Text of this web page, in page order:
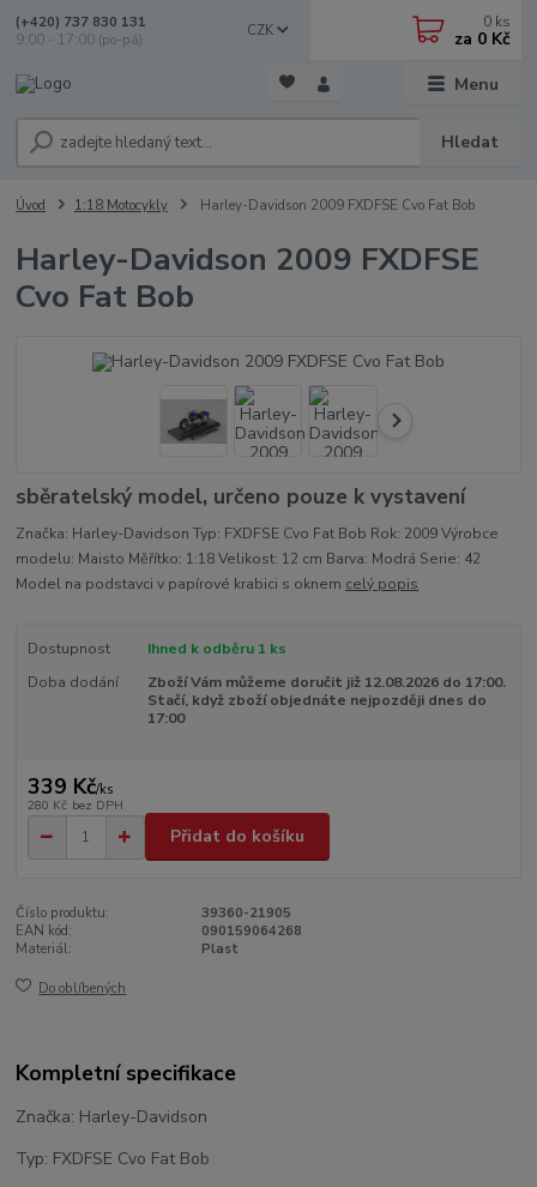
Menu
CZK
Hledat
(+420) 737 830 131
9:00 - 17:00 (po-pá)
0 ks
za 0 Kč
Úvod 1:18 Motocykly Harley-Davidson 2009 FXDFSE Cvo Fat Bob
Harley-Davidson 2009 FXDFSE
Cvo Fat Bob
sběratelský model, určeno pouze k vystavení
Značka: Harley-Davidson Typ: FXDFSE Cvo Fat Bob Rok: 2009 Výrobce
modelu: Maisto Měřítko: 1:18 Velikost: 12 cm Barva: Modrá Serie: 42
Model na podstavci v papírové krabici s oknem celý popis
Dostupnost
Ihned k odběru 1 ks
Doba dodání
Zboží Vám můžeme doručit již 12.08.2026 do 17:00.
Stačí, když zboží objednáte nejpozději dnes do
17:00
339 Kč/ks
280 Kč bez DPH
Přidat do košíku
Číslo produktu:
39360-21905
EAN kód:
090159064268
Materiál:
Plast
Do oblíbených
Kompletní specifikace
Značka: Harley-Davidson
Typ: FXDFSE Cvo Fat Bob